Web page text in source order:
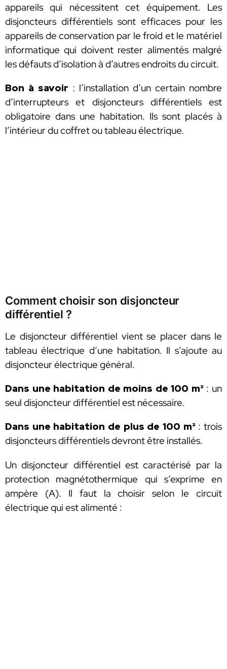
appareils qui nécessitent cet équipement. Les
disjoncteurs différentiels sont efficaces pour les
appareils de conservation par le froid et le matériel
informatique qui doivent rester alimentés malgré
les défauts d’isolation à d’autres endroits du circuit.
Bon à savoir : l’installation d’un certain nombre
d’interrupteurs et disjoncteurs différentiels est
obligatoire dans une habitation. Ils sont placés à
l’intérieur du coffret ou tableau électrique.
Comment choisir son disjoncteur
différentiel ?
Le disjoncteur différentiel vient se placer dans le
tableau électrique d’une habitation. Il s’ajoute au
disjoncteur électrique général.
Dans une habitation de moins de 100 m² : un
seul disjoncteur différentiel est nécessaire.
Dans une habitation de plus de 100 m² : trois
disjoncteurs différentiels devront être installés.
Un disjoncteur différentiel est caractérisé par la
protection magnétothermique qui s’exprime en
ampère (A). Il faut la choisir selon le circuit
électrique qui est alimenté :